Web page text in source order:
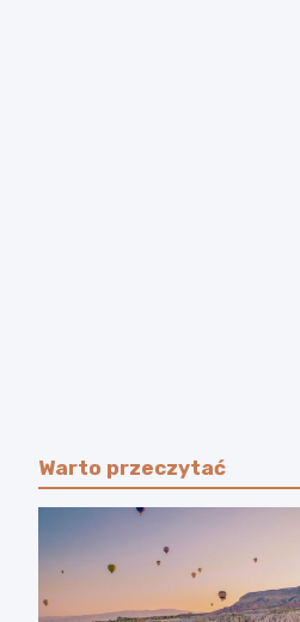
Warto przeczytać